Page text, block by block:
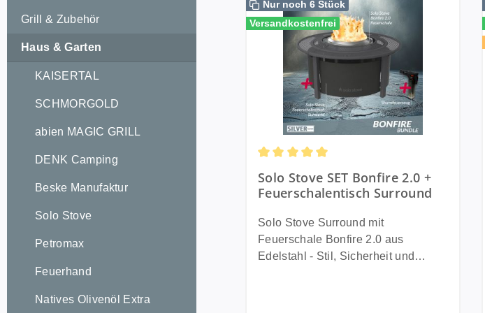
Grill & Zubehör
Haus & Garten
KAISERTAL
SCHMORGOLD
abien MAGIC GRILL
DENK Camping
Beske Manufaktur
Solo Stove
Petromax
Feuerhand
Natives Olivenöl Extra
Nur noch 6 Stück
Versandkostenfrei
Solo Stove SET Bonfire 2.0 +
Feuerschalentisch Surround
Solo Stove Surround mit
Feuerschale Bonfire 2.0 aus
Edelstahl - Stil, Sicherheit und